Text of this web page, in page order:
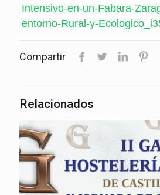
Intensivo-en-un-Fabara-
entorno-Rural-y-
Compartir
Relacionados